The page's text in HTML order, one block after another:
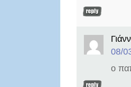
08/
ο